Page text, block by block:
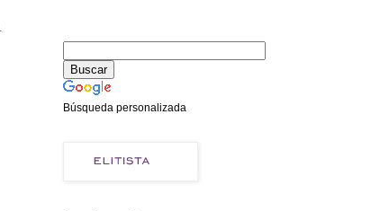
Búsqueda personalizada